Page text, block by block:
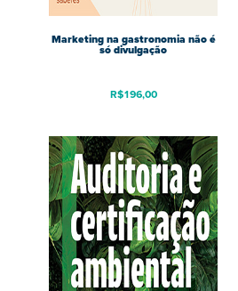
Marketing na gastronomia não é
só divulgação
R$196,00